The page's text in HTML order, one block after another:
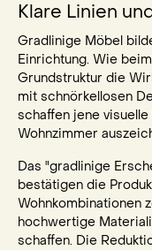
Klare Linien
Gradlinige Möbel
Einrichtung. Wie
Grundstruktur die
mit schnörkellosen
schaffen jene
Wohnzimmer
Das "gradlinige
bestätigen die
Wohnkombinationen
hochwertige
schaffen. Die